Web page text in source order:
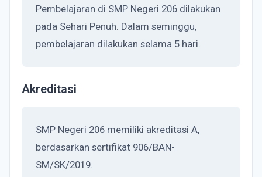
Pembelajaran di SMP Negeri 206 dilakukan
pada Sehari Penuh. Dalam seminggu,
pembelajaran dilakukan selama 5 hari.
Akreditasi
SMP Negeri 206 memiliki akreditasi A,
berdasarkan sertifikat 906/BAN-
SM/SK/2019.